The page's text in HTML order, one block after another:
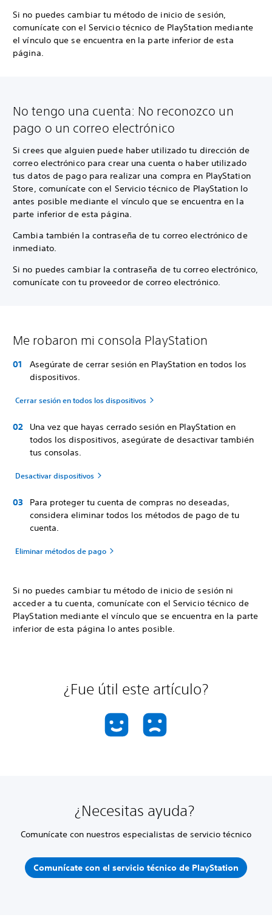
Si no puedes cambiar tu método de inicio de sesión,
comunícate con el Servicio técnico de PlayStation mediante
el vínculo que se encuentra en la parte inferior de esta
página.
No tengo una cuenta: No reconozco un
pago o un correo electrónico
Si crees que alguien puede haber utilizado tu dirección de
correo electrónico para crear una cuenta o haber utilizado
tus datos de pago para realizar una compra en PlayStation
Store, comunícate con el Servicio técnico de PlayStation lo
antes posible mediante el vínculo que se encuentra en la
parte inferior de esta página.
Cambia también la contraseña de tu correo electrónico de
inmediato.
Si no puedes cambiar la contraseña de tu correo electrónico,
comunícate con tu proveedor de correo electrónico.
Me robaron mi consola PlayStation
Asegúrate de cerrar sesión en PlayStation en todos los
dispositivos.
Cerrar sesión en todos los dispositivos
Una vez que hayas cerrado sesión en PlayStation en
todos los dispositivos, asegúrate de desactivar también
tus consolas.
Desactivar dispositivos
Para proteger tu cuenta de compras no deseadas,
considera eliminar todos los métodos de pago de tu
cuenta.
Eliminar métodos de pago
Si no puedes cambiar tu método de inicio de sesión ni
acceder a tu cuenta, comunícate con el Servicio técnico de
PlayStation mediante el vínculo que se encuentra en la parte
inferior de esta página lo antes posible.
¿Fue útil este artículo?
¿Necesitas ayuda?
Comunícate con nuestros especialistas de servicio técnico
Comunícate con el servicio técnico de PlayStation